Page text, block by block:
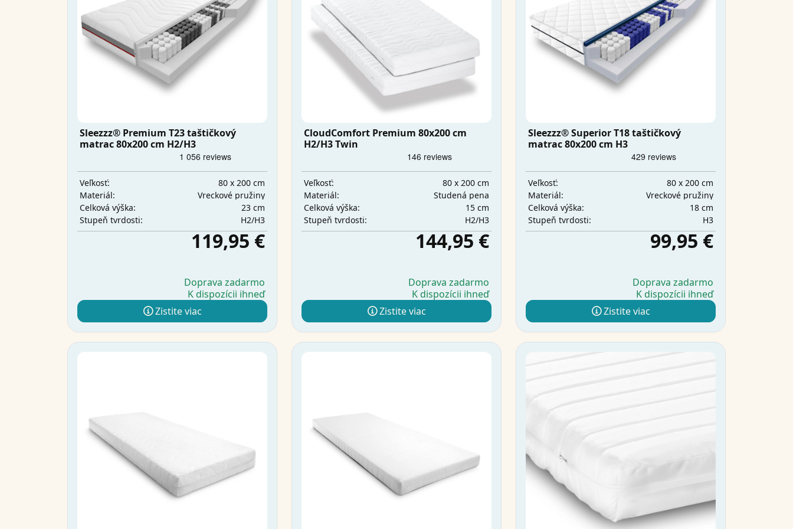
Sleezzz® Premium T23 taštičkový
matrac 80x200 cm H2/H3
Veľkosť:
80 x 200 cm
Materiál:
Vreckové pružiny
Celková výška:
23 cm
Stupeň tvrdosti:
H2/H3
119,95 €
Doprava zadarmo
K dispozícii ihneď
Zistite viac
CloudComfort Premium 80x200 cm
H2/H3 Twin
Veľkosť:
80 x 200 cm
Materiál:
Studená pena
Celková výška:
15 cm
Stupeň tvrdosti:
H2/H3
144,95 €
Doprava zadarmo
K dispozícii ihneď
Zistite viac
Sleezzz® Superior T18 taštičkový
matrac 80x200 cm H3
Veľkosť:
80 x 200 cm
Materiál:
Vreckové pružiny
Celková výška:
18 cm
Stupeň tvrdosti:
H3
99,95 €
Doprava zadarmo
K dispozícii ihneď
Zistite viac